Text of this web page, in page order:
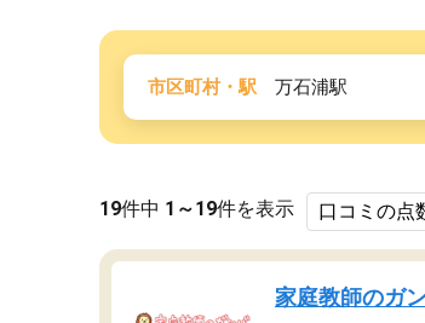
市区町村・駅 万石浦駅
19件中 1～19件を表示
家庭教師のガ